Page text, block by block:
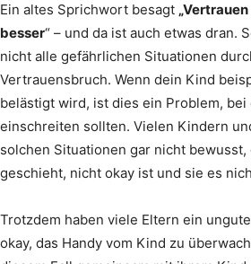
Ein altes Sprichwort besagt
besser“ – und da ist auch etwas dran.
nicht alle gefährlichen Situationen
Vertrauensbruch. Wenn dein Kind
belästigt wird, ist dies ein Problem, bei
einschreiten sollten. Vielen Kindern
solchen Situationen gar nicht bewusst,
geschieht, nicht okay ist und sie es
Trotzdem haben viele Eltern ein
okay, das Handy vom Kind zu